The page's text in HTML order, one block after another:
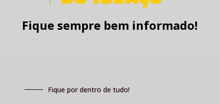
Fique sempre bem informado!
Fique por dentro de tudo!